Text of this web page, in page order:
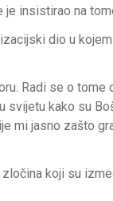
insistirao na
dio u
Radi se o tome
kako su
mi jasno zašto
koji su